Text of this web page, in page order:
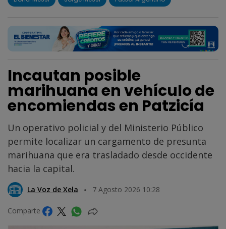
Incautan posible
marihuana en vehículo de
encomiendas en Patzicía
Un operativo policial y del Ministerio Público
permite localizar un cargamento de presunta
marihuana que era trasladado desde occidente
hacia la capital.
La Voz de Xela 7 Agosto 2026 10:28
Comparte